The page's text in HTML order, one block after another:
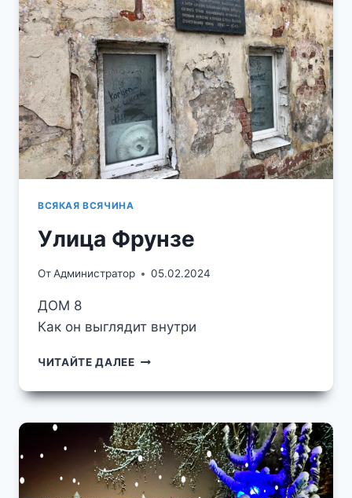
ВСЯКАЯ ВСЯЧИНА
Улица Фрунзе
ОтАдминистратор 05.02.2024
ДОМ 8
Как он выглядит внутри
ЧИТАЙТЕ ДАЛЕЕУЛИЦА